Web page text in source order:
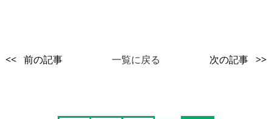
<< 前の記事 一覧に戻る 次の記事 >>